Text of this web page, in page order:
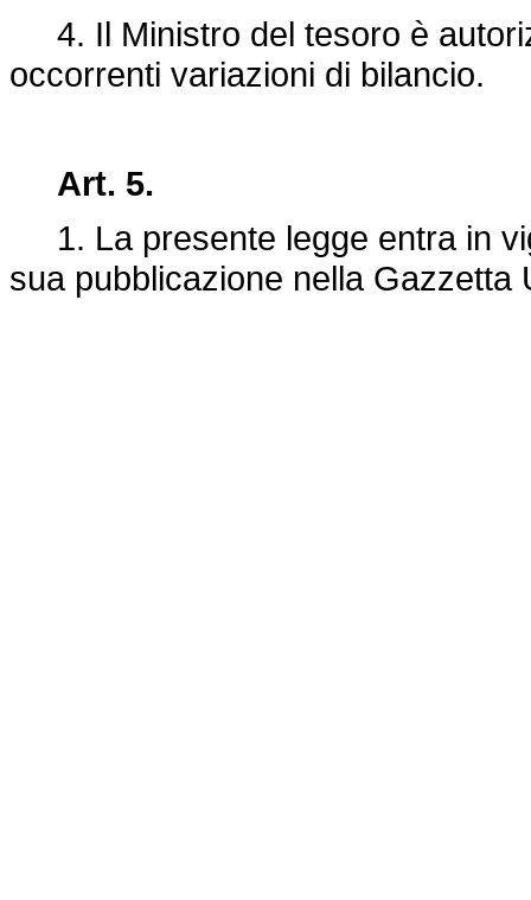
4. Il Ministro del tesoro è
occorrenti variazioni di bilancio.
Art. 5.
1. La presente legge entra in
sua pubblicazione nella Gazzetta